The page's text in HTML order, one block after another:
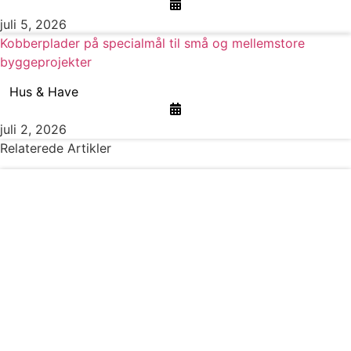
juli 5, 2026
Kobberplader på specialmål til små og mellemstore
byggeprojekter
Hus & Have
juli 2, 2026
Relaterede Artikler